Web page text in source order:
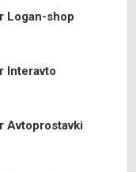
Logan-shop
Interavto
Avtoprostavki